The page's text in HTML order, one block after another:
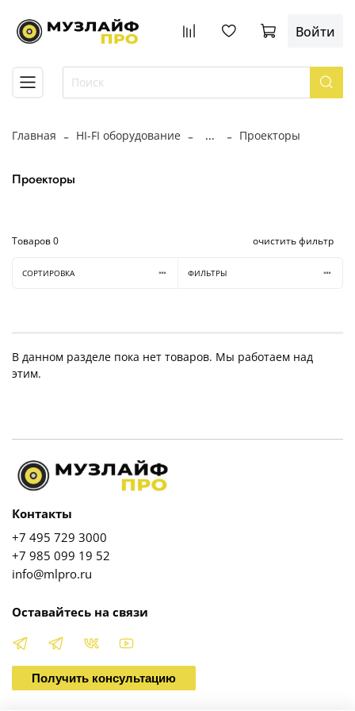
Войти
Главная HI-FI оборудование ... Проекторы
Проекторы
Товаров0 очистить фильтр
СОРТИРОВКА ФИЛЬТРЫ
В данном разделе пока нет товаров. Мы работаем над
этим.
Контакты
+7 495 729 3000
+7 985 099 19 52
info@mlpro.ru
Оставайтесь на связи
Получить консультацию